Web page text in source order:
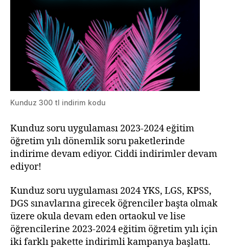
Kunduz 300 tl indirim kodu
Kunduz soru uygulaması 2023-2024 eğitim
öğretim yılı dönemlik soru paketlerinde
indirime devam ediyor. Ciddi indirimler devam
ediyor!
Kunduz soru uygulaması 2024 YKS, LGS, KPSS,
DGS sınavlarına girecek öğrenciler başta olmak
üzere okula devam eden ortaokul ve lise
öğrencilerine 2023-2024 eğitim öğretim yılı için
iki farklı pakette indirimli kampanya başlattı.